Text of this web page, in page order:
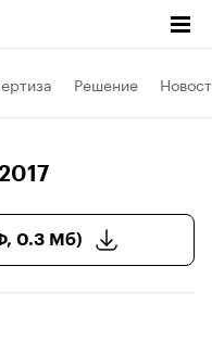
Решение
0.3 Мб)